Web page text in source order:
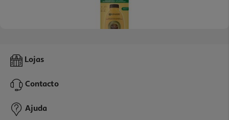
Champô Refill Ultra Suave Abacate 250ml
2,99 €
Lojas
Contacto
Ajuda